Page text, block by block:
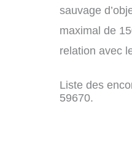
sauvage
maximal de
relation avec
Liste des
59670.